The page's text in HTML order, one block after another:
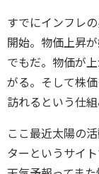
すでにインフレ
開始。物価上昇
でもだ。物価が
がる。そして株
訪れるという仕組
ここ最近太陽の
ターというサイ